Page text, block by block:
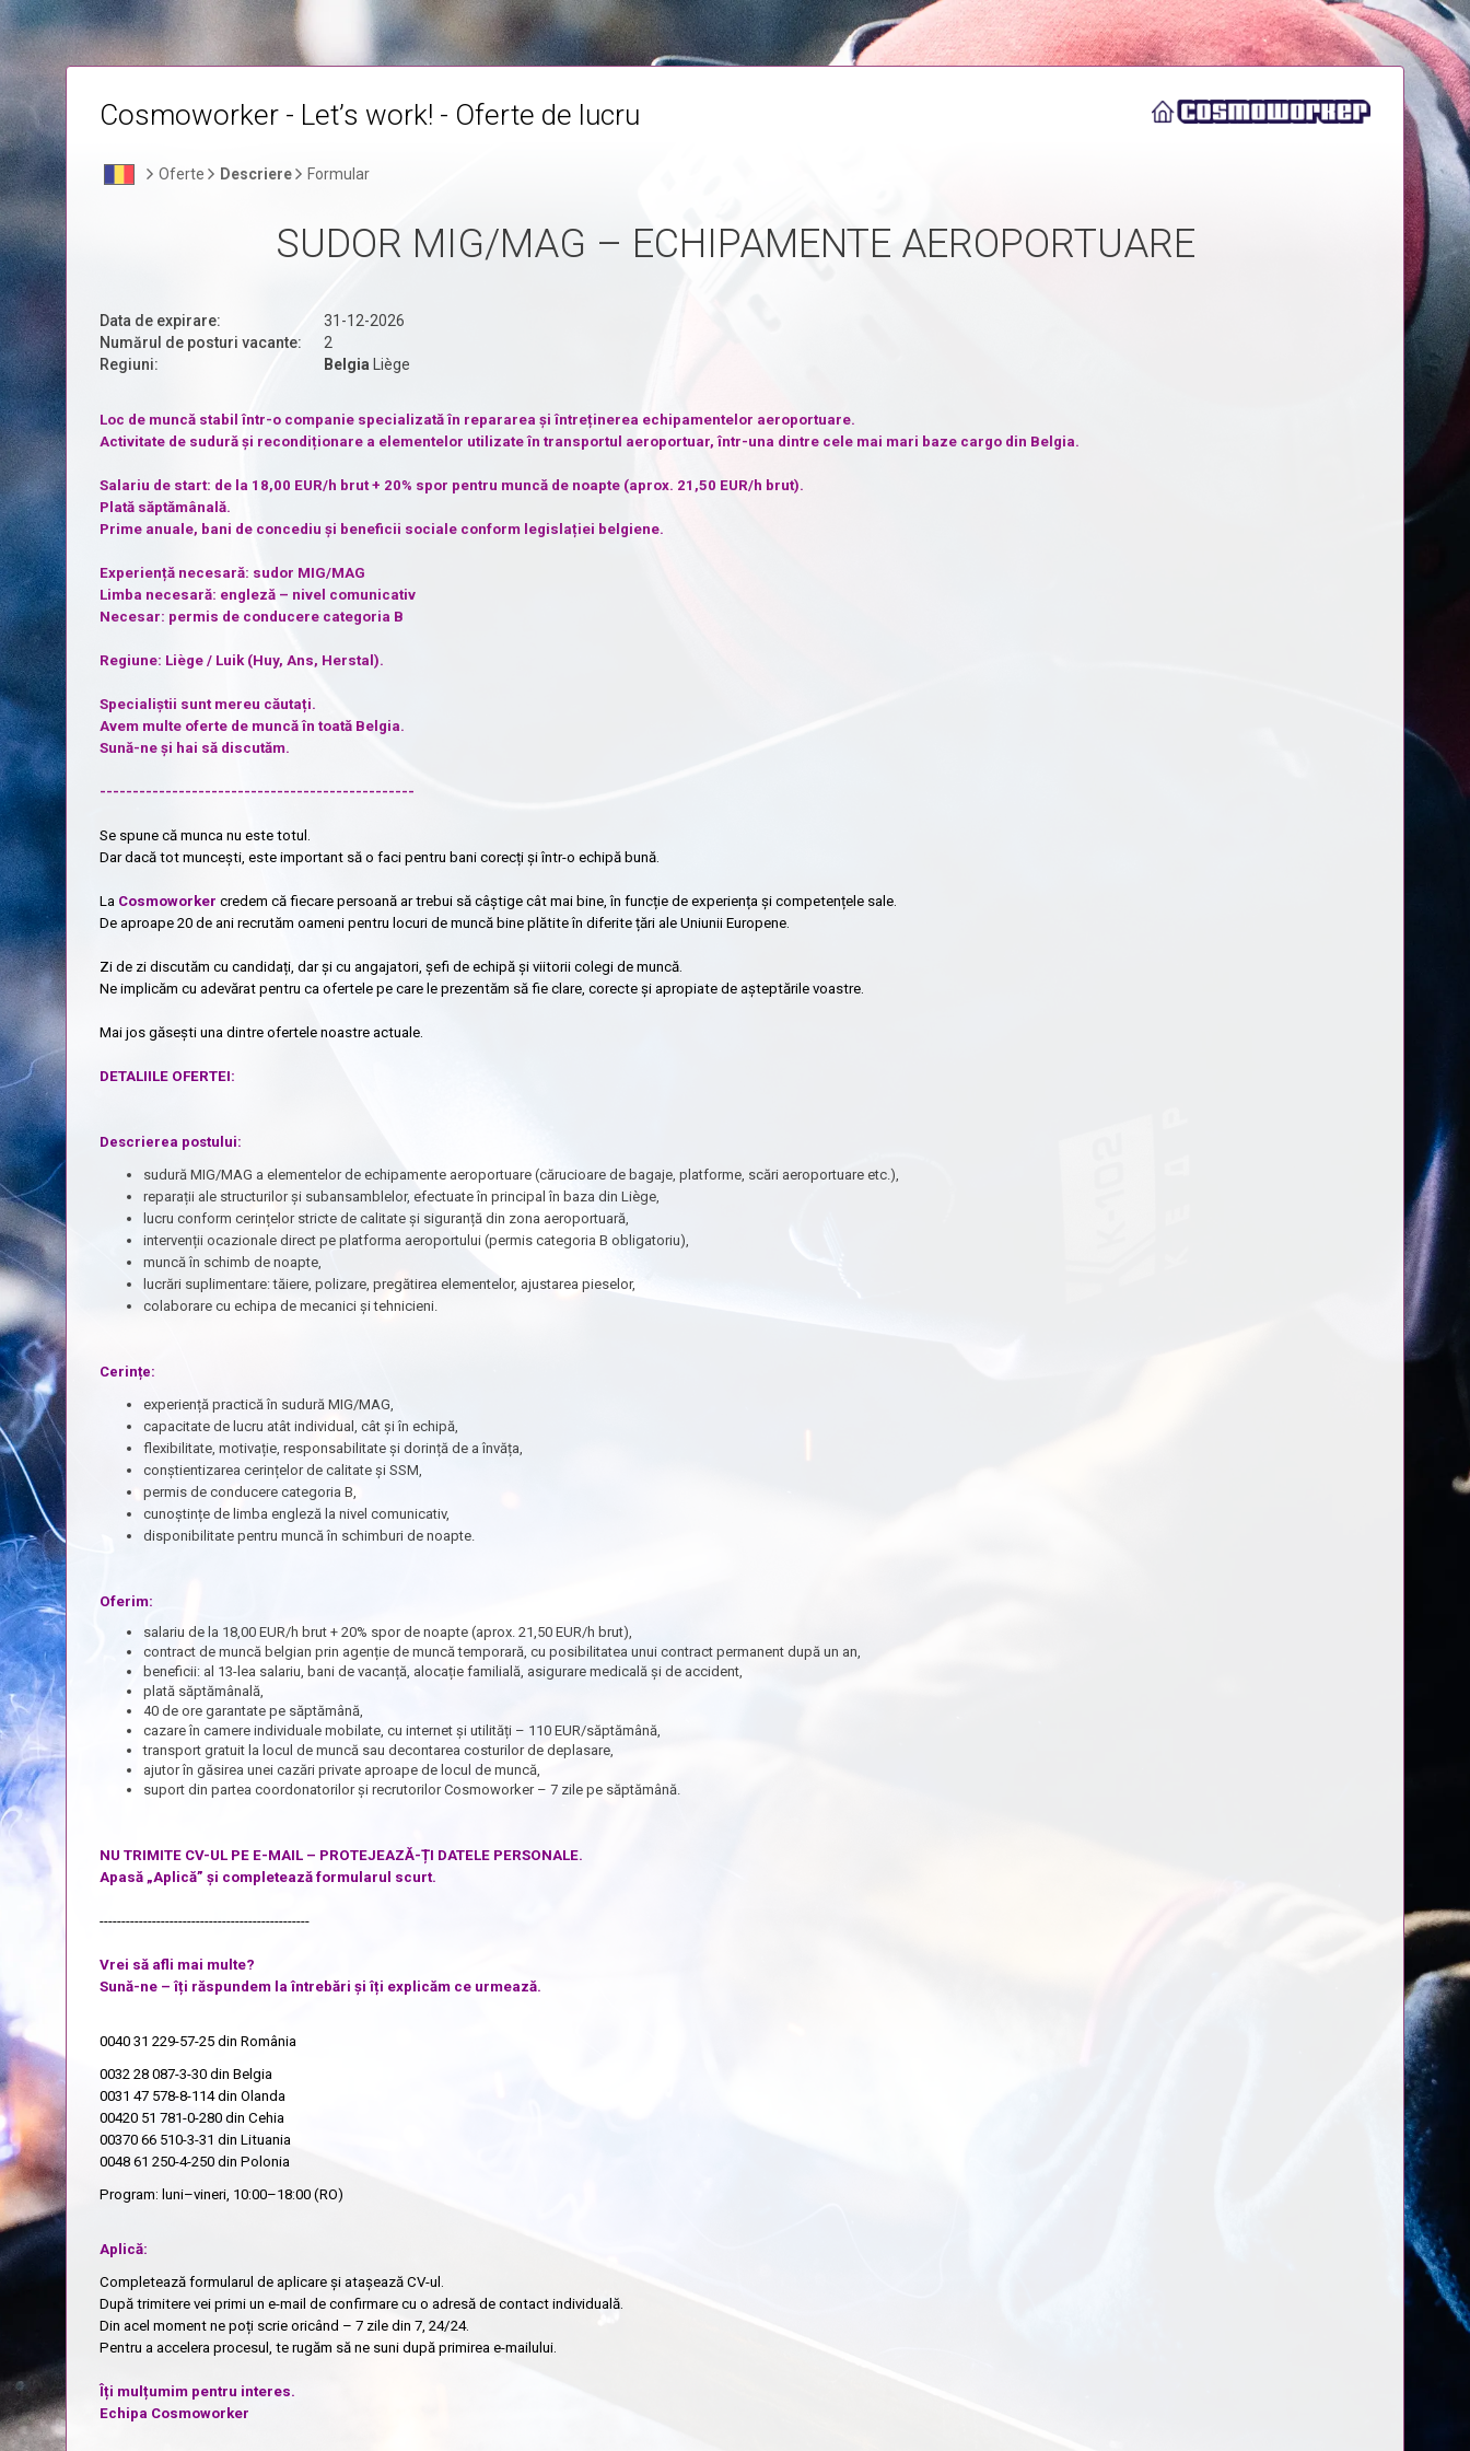
Cosmoworker - Let’s work! - Oferte de lucru
Oferte Descriere Formular
SUDOR MIG/MAG – ECHIPAMENTE AEROPORTUARE
Data de expirare:
31-12-2026
Numărul de posturi vacante:
2
Regiuni:
Belgia Liège
Loc de muncă stabil într-o companie specializată în repararea și întreținerea echipamentelor aeroportuare.
Activitate de sudură și recondiționare a elementelor utilizate în transportul aeroportuar, într-una dintre cele mai mari baze cargo din Belgia.
Salariu de start: de la 18,00 EUR/h brut + 20% spor pentru muncă de noapte (aprox. 21,50 EUR/h brut).
Plată săptămânală.
Prime anuale, bani de concediu și beneficii sociale conform legislației belgiene.
Experiență necesară: sudor MIG/MAG
Limba necesară: engleză – nivel comunicativ
Necesar: permis de conducere categoria B
Regiune: Liège / Luik (Huy, Ans, Herstal).
Specialiștii sunt mereu căutați.
Avem multe oferte de muncă în toată Belgia.
Sună-ne și hai să discutăm.
------------------------------------------------
Se spune că munca nu este totul.
Dar dacă tot muncești, este important să o faci pentru bani corecți și într-o echipă bună.
La Cosmoworker credem că fiecare persoană ar trebui să câștige cât mai bine, în funcție de experiența și competențele sale.
De aproape 20 de ani recrutăm oameni pentru locuri de muncă bine plătite în diferite țări ale Uniunii Europene.
Zi de zi discutăm cu candidați, dar și cu angajatori, șefi de echipă și viitorii colegi de muncă.
Ne implicăm cu adevărat pentru ca ofertele pe care le prezentăm să fie clare, corecte și apropiate de așteptările voastre.
Mai jos găsești una dintre ofertele noastre actuale.
DETALIILE OFERTEI:
Descrierea postului:
sudură MIG/MAG a elementelor de echipamente aeroportuare (cărucioare de bagaje, platforme, scări aeroportuare etc.),
reparații ale structurilor și subansamblelor, efectuate în principal în baza din Liège,
lucru conform cerințelor stricte de calitate și siguranță din zona aeroportuară,
intervenții ocazionale direct pe platforma aeroportului (permis categoria B obligatoriu),
muncă în schimb de noapte,
lucrări suplimentare: tăiere, polizare, pregătirea elementelor, ajustarea pieselor,
colaborare cu echipa de mecanici și tehnicieni.
Cerințe:
experiență practică în sudură MIG/MAG,
capacitate de lucru atât individual, cât și în echipă,
flexibilitate, motivație, responsabilitate și dorință de a învăța,
conștientizarea cerințelor de calitate și SSM,
permis de conducere categoria B,
cunoștințe de limba engleză la nivel comunicativ,
disponibilitate pentru muncă în schimburi de noapte.
Oferim:
salariu de la 18,00 EUR/h brut + 20% spor de noapte (aprox. 21,50 EUR/h brut),
contract de muncă belgian prin agenție de muncă temporară, cu posibilitatea unui contract permanent după un an,
beneficii: al 13-lea salariu, bani de vacanță, alocație familială, asigurare medicală și de accident,
plată săptămânală,
40 de ore garantate pe săptămână,
cazare în camere individuale mobilate, cu internet și utilități – 110 EUR/săptămână,
transport gratuit la locul de muncă sau decontarea costurilor de deplasare,
ajutor în găsirea unei cazări private aproape de locul de muncă,
suport din partea coordonatorilor și recrutorilor Cosmoworker – 7 zile pe săptămână.
NU TRIMITE CV-UL PE E-MAIL – PROTEJEAZĂ-ȚI DATELE PERSONALE.
Apasă „Aplică” și completează formularul scurt.
------------------------------------------------
Vrei să afli mai multe?
Sună-ne – îți răspundem la întrebări și îți explicăm ce urmează.
0040 31 229-57-25 din România
0032 28 087-3-30 din Belgia
0031 47 578-8-114din Olanda
00420 51 781-0-280 din Cehia
00370 66 510-3-31 din Lituania
0048 61 250-4-250 din Polonia
Program: luni–vineri, 10:00–18:00 (RO)
Aplică:
Completează formularul de aplicare și atașează CV-ul.
După trimitere vei primi un e-mail de confirmare cu o adresă de contact individuală.
Din acel moment ne poți scrie oricând – 7 zile din 7, 24/24.
Pentru a accelera procesul, te rugăm să ne suni după primirea e-mailului.
Îți mulțumim pentru interes.
Echipa Cosmoworker